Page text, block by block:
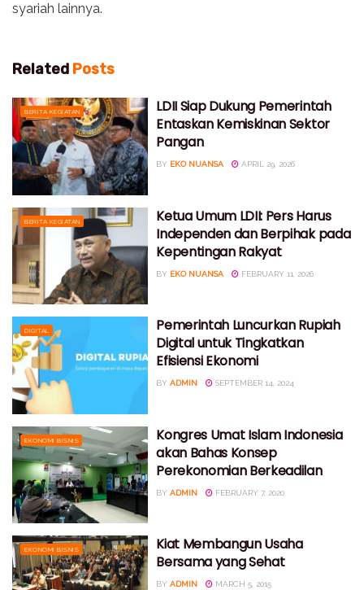
syariah lainnya.
Related Posts
BERITA KEGIATAN
LDII Siap Dukung Pemerintah
Entaskan Kemiskinan Sektor
Pangan
BY EKO NUANSA APRIL 29, 2026
BERITA KEGIATAN
Ketua Umum LDII: Pers Harus
Independen dan Berpihak pada
Kepentingan Rakyat
BY EKO NUANSA FEBRUARY 11, 2026
DIGITAL
Pemerintah Luncurkan Rupiah
Digital untuk Tingkatkan
Efisiensi Ekonomi
BY ADMIN SEPTEMBER 14, 2024
EKONOMI BISNIS
Kongres Umat Islam Indonesia
akan Bahas Konsep
Perekonomian Berkeadilan
BY ADMIN FEBRUARY 7, 2020
EKONOMI BISNIS
Kiat Membangun Usaha
Bersama yang Sehat
BY ADMIN MARCH 5, 2015